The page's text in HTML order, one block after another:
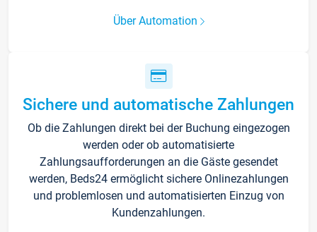
Über Automation
Sichere und automatische Zahlungen
Ob die Zahlungen direkt bei der Buchung eingezogen
werden oder ob automatisierte
Zahlungsaufforderungen an die Gäste gesendet
werden, Beds24 ermöglicht sichere Onlinezahlungen
und problemlosen und automatisierten Einzug von
Kundenzahlungen.